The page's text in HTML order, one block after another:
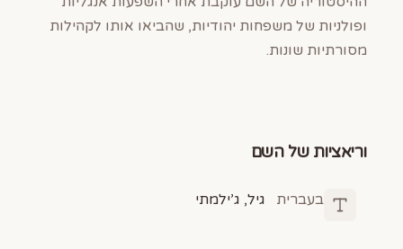
ופולניות של משפחות יהודיות, שהביאו אותו לקהילות
מסורתיות שונות.
וריאציות של השם
בעברית גיל, ג’ילמתי